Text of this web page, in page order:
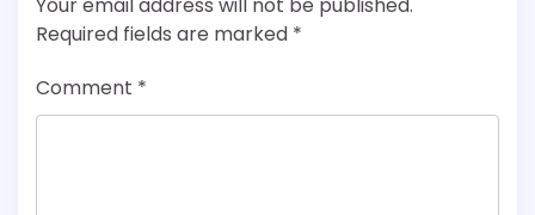
Required fields are marked *
Comment *